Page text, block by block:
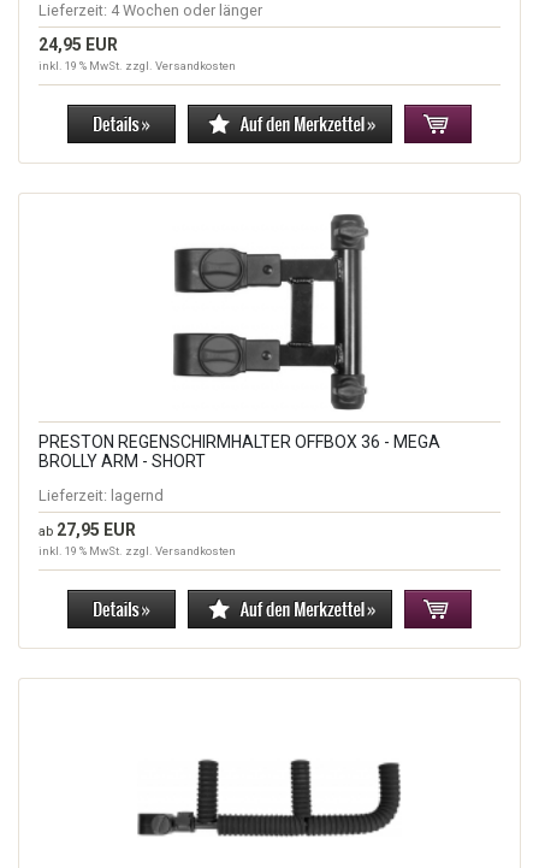
Lieferzeit: 4 Wochen oder länger
24,95 EUR
inkl. 19 % MwSt. zzgl. Versandkosten
PRESTON REGENSCHIRMHALTER OFFBOX 36 - MEGA
BROLLY ARM - SHORT
Lieferzeit: lagernd
ab 27,95 EUR
inkl. 19 % MwSt. zzgl. Versandkosten